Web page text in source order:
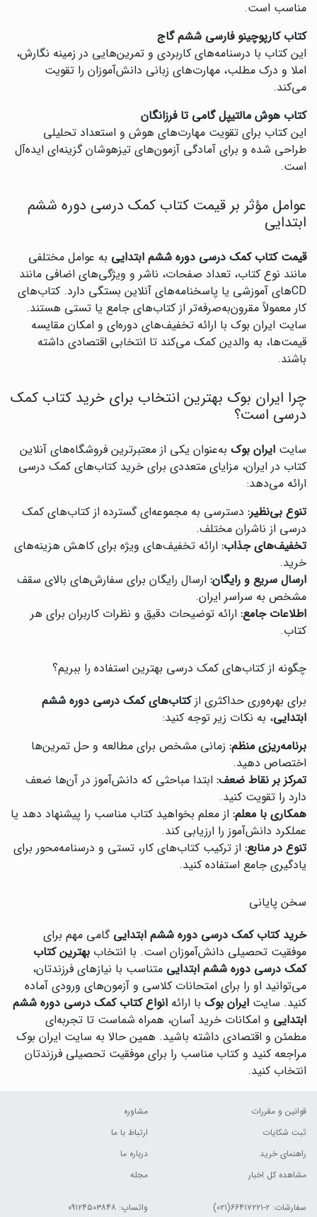
مناسب است.
کتاب کارپوچینو فارسی ششم گاج
این کتاب با درسنامه‌های کاربردی و تمرین‌هایی در زمینه نگارش،
املا و درک مطلب، مهارت‌های زبانی دانش‌آموزان را تقویت
می‌کند.
کتاب هوش مالتیپل گامی تا فرزانگان
این کتاب برای تقویت مهارت‌های هوش و استعداد تحلیلی
طراحی شده و برای آمادگی آزمون‌های تیزهوشان گزینه‌ای ایده‌آل
است.
عوامل مؤثر بر قیمت کتاب کمک درسی دوره ششم
ابتدایی
قیمت کتاب کمک درسی دوره ششم ابتدایی به عوامل مختلفی
مانند نوع کتاب، تعداد صفحات، ناشر و ویژگی‌های اضافی مانند
CDهای آموزشی یا پاسخنامه‌های آنلاین بستگی دارد. کتاب‌های
کار معمولاً مقرون‌به‌صرفه‌تر از کتاب‌های جامع یا تستی هستند.
سایت ایران بوک با ارائه تخفیف‌های دوره‌ای و امکان مقایسه
قیمت‌ها، به والدین کمک می‌کند تا انتخابی اقتصادی داشته
باشند.
چرا ایران بوک بهترین انتخاب برای خرید کتاب کمک
درسی است؟
سایت ایران بوک به‌عنوان یکی از معتبرترین فروشگاه‌های آنلاین
کتاب در ایران، مزایای متعددی برای خرید کتاب‌های کمک درسی
ارائه می‌دهد:
تنوع بی‌نظیر: دسترسی به مجموعه‌ای گسترده از کتاب‌های کمک
درسی از ناشران مختلف.
تخفیف‌های جذاب: ارائه تخفیف‌های ویژه برای کاهش هزینه‌های
خرید.
ارسال سریع و رایگان: ارسال رایگان برای سفارش‌های بالای سقف
مشخص به سراسر ایران.
اطلاعات جامع: ارائه توضیحات دقیق و نظرات کاربران برای هر
کتاب.
چگونه از کتاب‌های کمک درسی بهترین استفاده را ببریم؟
برای بهره‌وری حداکثری ازکتاب‌های کمک درسی دوره ششم
ابتدایی، به نکات زیر توجه کنید:
برنامه‌ریزی منظم: زمانی مشخص برای مطالعه و حل تمرین‌ها
اختصاص دهید.
تمرکز بر نقاط ضعف: ابتدا مباحثی که دانش‌آموز در آن‌ها ضعف
دارد را تقویت کنید.
همکاری با معلم: از معلم بخواهید کتاب مناسب را پیشنهاد دهد یا
عملکرد دانش‌آموز را ارزیابی کند.
تنوع در منابع: از ترکیب کتاب‌های کار، تستی و درسنامه‌محور برای
یادگیری جامع استفاده کنید.
سخن پایانی
خرید کتاب کمک درسی دوره ششم ابتدایی گامی مهم برای
موفقیت تحصیلی دانش‌آموزان است. با انتخاب بهترین کتاب
کمک درسی دوره ششم ابتدایی متناسب با نیازهای فرزندتان،
می‌توانید او را برای امتحانات کلاسی و آزمون‌های ورودی آماده
کنید. سایت ایران بوک با ارائه انواع کتاب کمک درسی دوره ششم
ابتدایی و امکانات خرید آسان، همراه شماست تا تجربه‌ای
مطمئن و اقتصادی داشته باشید. همین حالا به سایت ایران بوک
مراجعه کنید و کتاب مناسب را برای موفقیت تحصیلی فرزندتان
انتخاب کنید.
قوانین و مقررات
ثبت شکایات
راهنمای خرید
مشاهده کل اخبار
مشاوره
ارتباط با ما
درباره ما
مجله
سفارشات: ۲-۶۶۴۱۷۲۲۱(۰۲۱) واتساپ: ۰۹۱۲۴۵۰۳۸۴۸